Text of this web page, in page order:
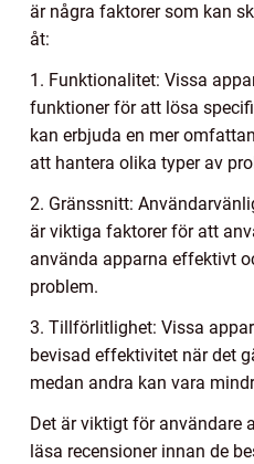
är några faktorer som kan
åt:
1. Funktionalitet: Vissa
funktioner för att lösa
kan erbjuda en mer
att hantera olika typer av
2. Gränssnitt:
är viktiga faktorer för att
använda apparna effektivt
problem.
3. Tillförlitlighet: Vissa
bevisad effektivitet när det
medan andra kan vara
Det är viktigt för användare
läsa recensioner innan de